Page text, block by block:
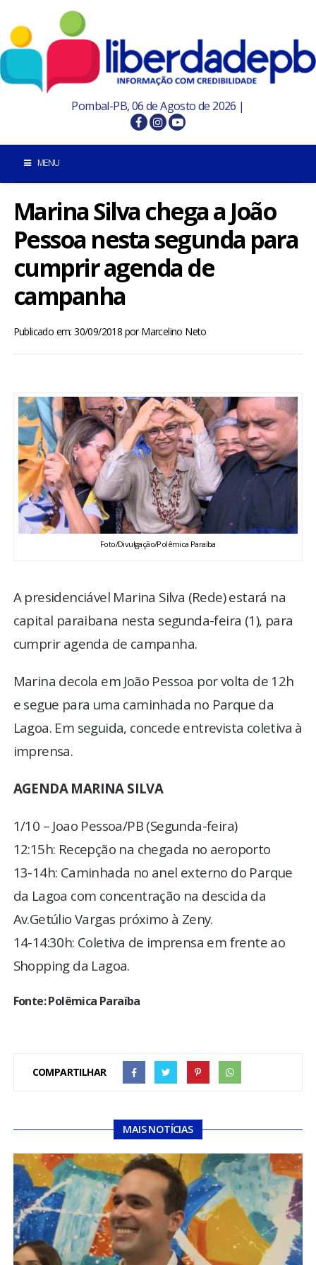
Pombal-PB, 06 de Agosto de 2026 |
MENU
INÍCIO
POMBAL E REGIÃO
PARAÍBA
ESPORTES
ENTRETENIMENTO
ENQUETE
TV LPB
COLUNISTAS
Marina Silva chega a João
Pessoa nesta segunda para
cumprir agenda de
campanha
Publicado em: 30/09/2018 porMarcelino Neto
Foto/Divulgação/Polêmica Paraíba
A presidenciável Marina Silva (Rede) estará na
capital paraibana nesta segunda-feira (1), para
cumprir agenda de campanha.
Marina decola em João Pessoa por volta de 12h
e segue para uma caminhada no Parque da
Lagoa. Em seguida, concede entrevista coletiva à
imprensa.
AGENDA MARINA SILVA
1/10 – Joao Pessoa/PB (Segunda-feira)
12:15h: Recepção na chegada no aeroporto
13-14h: Caminhada no anel externo do Parque
da Lagoa com concentração na descida da
Av.Getúlio Vargas próximo à Zeny.
14-14:30h: Coletiva de imprensa em frente ao
Shopping da Lagoa.
Fonte: Polêmica Paraíba
COMPARTILHAR
MAIS NOTÍCIAS